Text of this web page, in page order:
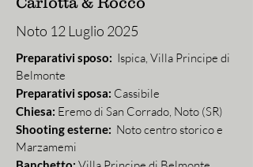
Noto 12 Luglio 2025
Preparativi sposo: Ispica, Villa Principe di
Belmonte
Preparativi sposa: Cassibile
Chiesa: Eremo di San Corrado, Noto (SR)
Shooting esterne: Noto centro storico e
Marzamemi